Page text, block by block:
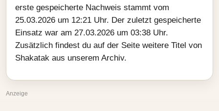
erste gespeicherte Nachweis stammt vom
25.03.2026 um 12:21 Uhr. Der zuletzt gespeicherte
Einsatz war am 27.03.2026 um 03:38 Uhr.
Zusätzlich findest du auf der Seite weitere Titel von
Shakatak aus unserem Archiv.
Anzeige